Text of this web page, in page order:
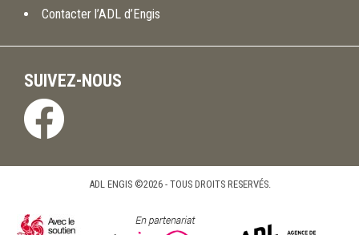
Contacter l’ADL d’Engis
SUIVEZ-NOUS
ADL ENGIS ©2026 - TOUS DROITS RESERVÉS.